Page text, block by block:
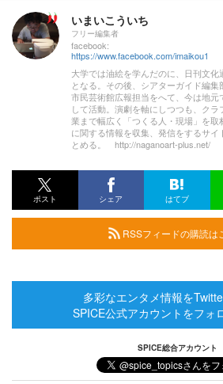
いまいこういち
フリー編集者
facebook:
https://www.facebook.com/imaikou1
大学では油絵を学んだのに、日刊文
となる。その後、シアターガイド編
市民芸術館広報担当をへて、今は地元
して活動。演劇を軸にしつつも、ク
業まで幅広く「つくる人・現場」を
に関する情報を収集、発信をするサ
とめる。 http://naganoart-plus.net/
ポスト シェア はてブ
RSSフィードの購読は
多彩なエンタメ情報を
SPICE公式アカウントをフォ
SPICE総合アカウント